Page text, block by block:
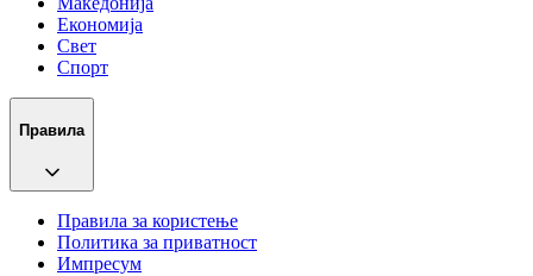
Економија
Свет
Спорт
Правила
Правила за користење
Политика за приватност
Импресум